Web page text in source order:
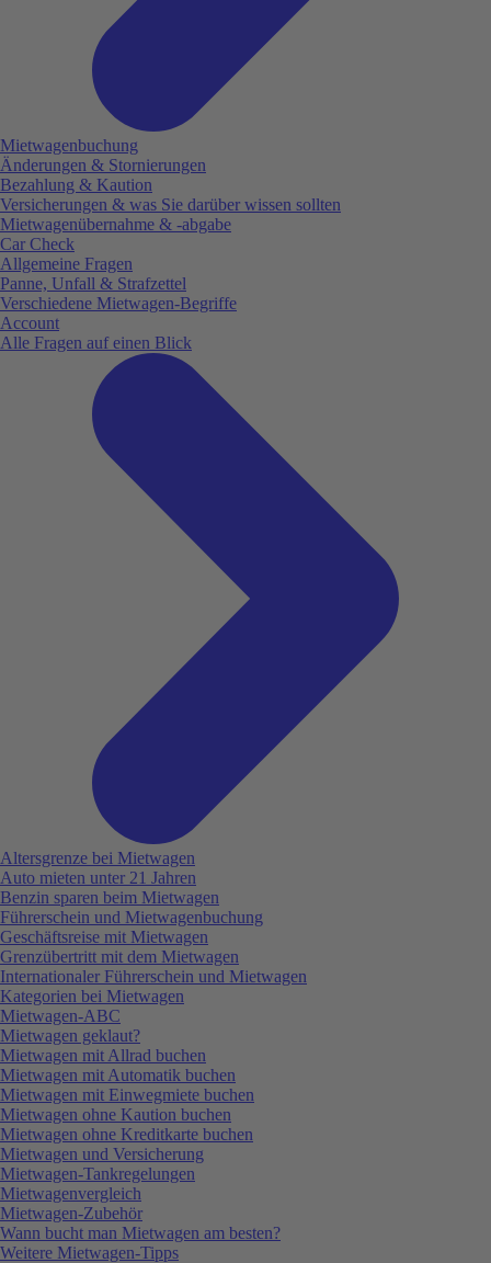
Mietwagenbuchung
Änderungen & Stornierungen
Bezahlung & Kaution
Versicherungen & was Sie darüber wissen sollten
Mietwagenübernahme & -abgabe
Car Check
Allgemeine Fragen
Panne, Unfall & Strafzettel
Verschiedene Mietwagen-Begriffe
Account
Alle Fragen auf einen Blick
Altersgrenze bei Mietwagen
Auto mieten unter 21 Jahren
Benzin sparen beim Mietwagen
Führerschein und Mietwagenbuchung
Geschäftsreise mit Mietwagen
Grenzübertritt mit dem Mietwagen
Internationaler Führerschein und Mietwagen
Kategorien bei Mietwagen
Mietwagen-ABC
Mietwagen geklaut?
Mietwagen mit Allrad buchen
Mietwagen mit Automatik buchen
Mietwagen mit Einwegmiete buchen
Mietwagen ohne Kaution buchen
Mietwagen ohne Kreditkarte buchen
Mietwagen und Versicherung
Mietwagen-Tankregelungen
Mietwagenvergleich
Mietwagen-Zubehör
Wann bucht man Mietwagen am besten?
Weitere Mietwagen-Tipps